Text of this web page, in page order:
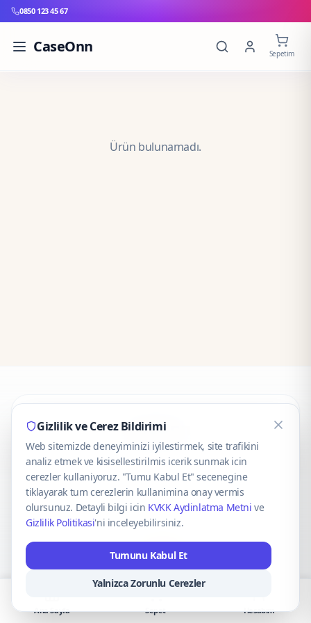
0850 123 45 67
CaseOnn Sepetim
Ürün bulunamadı.
CaseOnn
© 2025 CaseOnn. Tüm hakları saklıdır.
VISA Mastercard
Gizlilik ve Cerez Bildirimi
Web sitemizde deneyiminizi iyilestirmek, site trafikini
analiz etmek ve kisisellestirilmis icerik sunmak icin
cerezler kullaniyoruz. "Tumu Kabul Et" secenegine
tiklayarak tum cerezlerin kullanimina onay vermis
olursunuz. Detayli bilgi icin KVKK Aydinlatma Metni ve
Gizlilik Politikasi'ni inceleyebilirsiniz.
Tumunu Kabul Et
Yalnizca Zorunlu Cerezler
Ana Sayfa Sepet Hesabım